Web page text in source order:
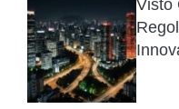
Visto